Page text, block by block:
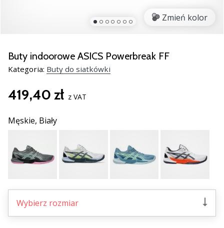
–
Nasze
porady
pomogą
wybrać
idealny
Znajdź
buty,
11. 8. 2022
Zmień kolor
Buty indoorowe ASICS Powerbreak FF
Kategoria: Buty do siatkówki
419,40 zł z VAT
Męskie, Biały
Wybierz rozmiar